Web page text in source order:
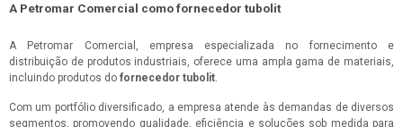
A Petromar Comercial como fornecedor tubolit
A Petromar Comercial, empresa especializada no fornecimento e
distribuição de produtos industriais, oferece uma ampla gama de materiais,
incluindo produtos do fornecedor tubolit.
Com um portfólio diversificado, a empresa atende às demandas de diversos
segmentos, promovendo qualidade, eficiência e soluções sob medida para